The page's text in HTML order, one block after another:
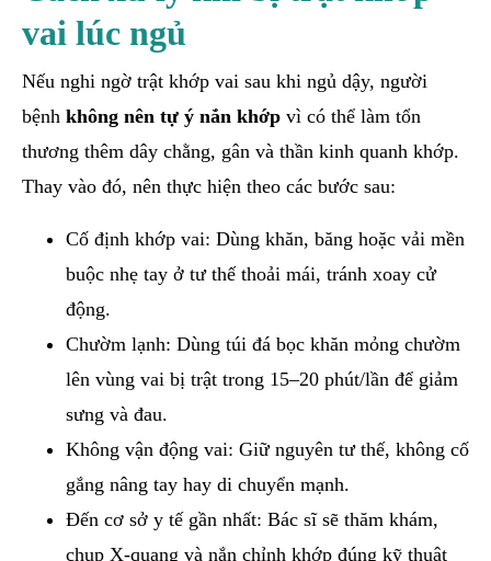
vai lúc ngủ
Nếu nghi ngờ trật khớp vai sau khi ngủ dậy, người
bệnh không nên tự ý nắn khớp vì có thể làm tổn
thương thêm dây chằng, gân và thần kinh quanh khớp.
Thay vào đó, nên thực hiện theo các bước sau:
Cố định khớp vai: Dùng khăn, băng hoặc vải mền
buộc nhẹ tay ở tư thế thoải mái, tránh xoay cử
động.
Chườm lạnh: Dùng túi đá bọc khăn mỏng chườm
lên vùng vai bị trật trong 15–20 phút/lần để giảm
sưng và đau.
Không vận động vai: Giữ nguyên tư thế, không cố
gắng nâng tay hay di chuyển mạnh.
Đến cơ sở y tế gần nhất: Bác sĩ sẽ thăm khám,
chụp X-quang và nắn chỉnh khớp đúng kỹ thuật